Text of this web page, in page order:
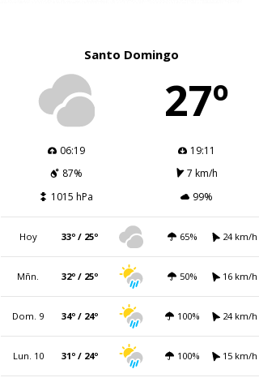
Santo Domingo
27º
06:19
19:11
87%
7 km/h
1015 hPa
99%
Hoy 33º / 25º 65% 24 km/h
Mñn. 32º / 25º 50% 16 km/h
Dom. 9 34º / 24º 100% 24 km/h
Lun. 10 31º / 24º 100% 15 km/h